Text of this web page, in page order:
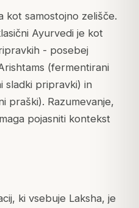
kot samostojno zelišče.
Ayurvedi je kot
- posebej
(fermentirani
sladki pripravki) in
praški). Razumevanje,
pojasniti kontekst
ki vsebuje Laksha, je